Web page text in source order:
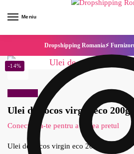
Meniu
Dropshipping Romania⚡
Ulei de cocos virgin eco 200g
Conecteaza-te pentru a vedea pretul
-14%
Ulei de cocos virgin eco 200g Biona